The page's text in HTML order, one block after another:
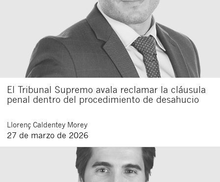
El Tribunal Supremo avala reclamar la cláusula
penal dentro del procedimiento de desahucio
Llorenç Caldentey Morey
27 de marzo de 2026